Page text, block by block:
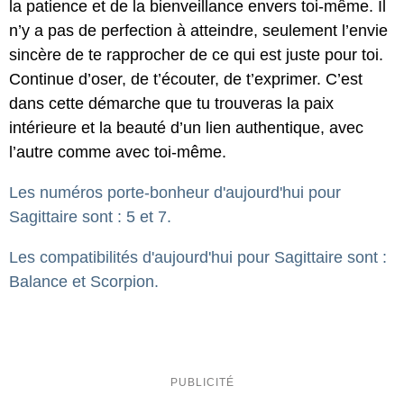
la patience et de la bienveillance envers toi-même. Il
n’y a pas de perfection à atteindre, seulement l’envie
sincère de te rapprocher de ce qui est juste pour toi.
Continue d’oser, de t’écouter, de t’exprimer. C’est
dans cette démarche que tu trouveras la paix
intérieure et la beauté d’un lien authentique, avec
l’autre comme avec toi-même.
Les numéros porte-bonheur d'aujourd'hui pour
Sagittaire sont : 5 et 7.
Les compatibilités d'aujourd'hui pour Sagittaire sont :
Balance et Scorpion.